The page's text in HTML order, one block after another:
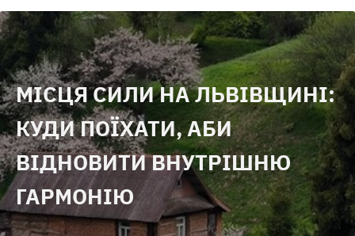
МІСЦЯ СИЛИ НА ЛЬВІВЩИНІ:
КУДИ ПОЇХАТИ, АБИ
ВІДНОВИТИ ВНУТРІШНЮ
ГАРМОНІЮ